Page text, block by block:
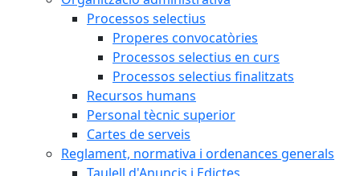
Processos selectius
Properes convocatòries
Processos selectius en curs
Processos selectius finalitzats
Recursos humans
Personal tècnic superior
Cartes de serveis
Reglament, normativa i ordenances generals